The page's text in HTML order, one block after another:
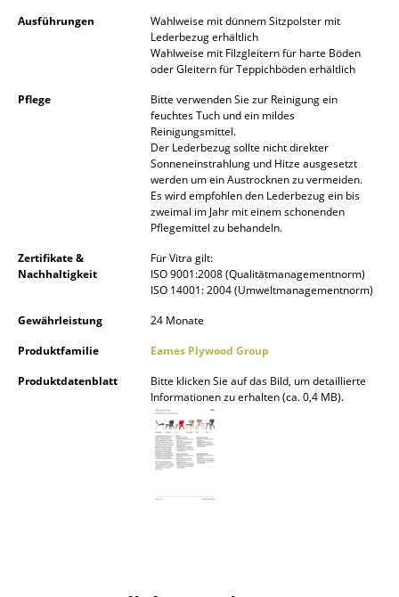
Nachttische & Bettzubehör
... alle Betten
Figuren & Miniaturen
Tabletts
Aufbewahrungsboxen
Ausführungen
Wahlweise mit dünnem Sitzpolster mit
Lederbezug erhältlich
Wahlweise mit Filzgleitern für harte Böden
oder Gleitern für Teppichböden erhältlich
Pflege
Bitte verwenden Sie zur Reinigung ein
feuchtes Tuch und ein mildes
Reinigungsmittel.
Der Lederbezug sollte nicht direkter
Sonneneinstrahlung und Hitze ausgesetzt
werden um ein Austrocknen zu vermeiden.
Es wird empfohlen den Lederbezug ein bis
zweimal im Jahr mit einem schonenden
Pflegemittel zu behandeln.
Zertifikate &
Nachhaltigkeit
Für Vitra gilt:
ISO 9001:2008 (Qualitätmanagementnorm)
ISO 14001: 2004 (Umweltmanagementnorm)
Gewährleistung
24 Monate
Produktfamilie
Eames Plywood Group
Produktdatenblatt
Bitte klicken Sie auf das Bild, um detaillierte
Informationen zu erhalten (ca. 0,4 MB).